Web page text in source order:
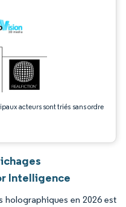
acteurs sont triés sans ordre
Intelligence
holographiques en 2026 est